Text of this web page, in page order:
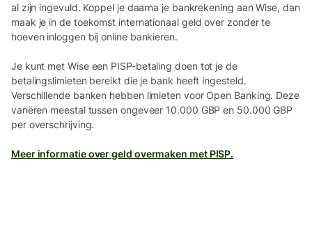
al zijn ingevuld. Koppel je daarna je bankrekening aan Wise, dan
maak je in de toekomst internationaal geld over zonder te
hoeven inloggen bij online bankieren.
Je kunt met Wise een PISP-betaling doen tot je de
betalingslimieten bereikt die je bank heeft ingesteld.
Verschillende banken hebben limieten voor Open Banking. Deze
variëren meestal tussen ongeveer 10.000 GBP en 50.000 GBP
per overschrijving.
Meer informatie over geld overmaken met PISP.